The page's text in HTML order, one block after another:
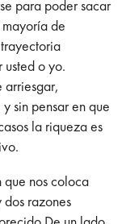
para poder sacar
de
o yo.
arriesgar,
sin pensar en que
la riqueza es
que nos coloca
razones